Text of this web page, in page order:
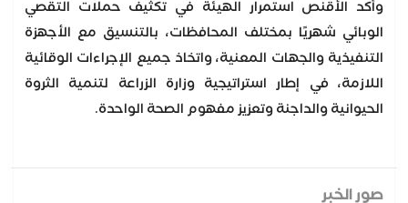
وأكد الأقنص استمرار الهيئة في تكثيف حملات التقصي
الوبائي شهريًا بمختلف المحافظات، بالتنسيق مع الأجهزة
التنفيذية والجهات المعنية، واتخاذ جميع الإجراءات الوقائية
اللازمة، في إطار استراتيجية وزارة الزراعة لتنمية الثروة
الحيوانية والداجنة وتعزيز مفهوم الصحة الواحدة.
صور الخبر